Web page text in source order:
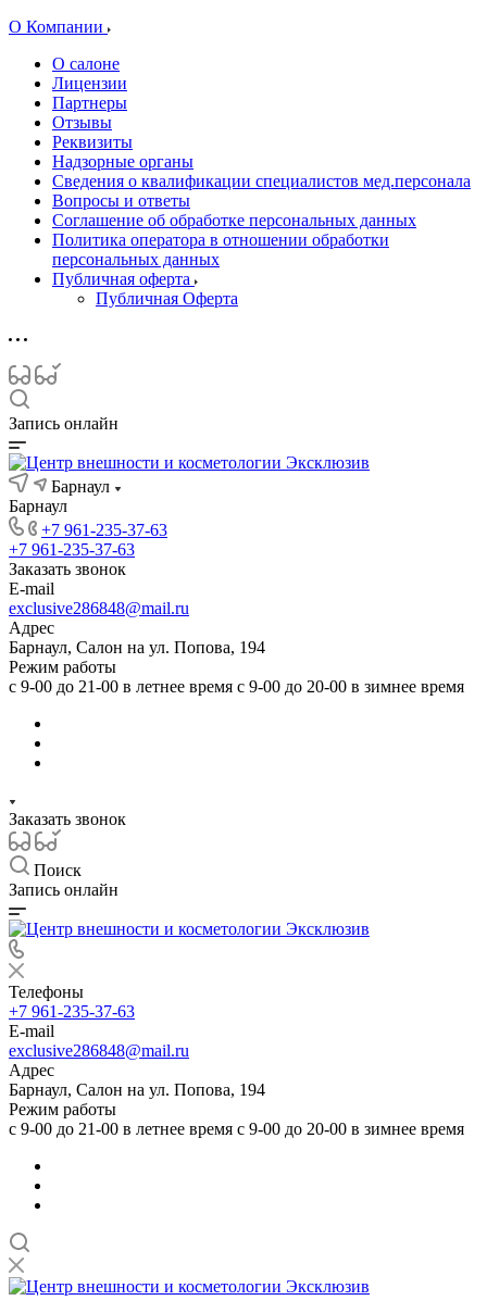
О Компании
О салоне
Лицензии
Партнеры
Отзывы
Реквизиты
Надзорные органы
Сведения о квалификации специалистов мед.персонала
Вопросы и ответы
Соглашение об обработке персональных данных
Политика оператора в отношении обработки
персональных данных
Публичная оферта
Публичная Оферта
Запись онлайн
Барнаул
Барнаул
+7 961-235-37-63
+7 961-235-37-63
Заказать звонок
E-mail
exclusive286848@mail.ru
Адрес
Барнаул, Салон на ул. Попова, 194
Режим работы
с 9-00 до 21-00 в летнее время с 9-00 до 20-00 в зимнее время
Заказать звонок
Поиск
Запись онлайн
Телефоны
+7 961-235-37-63
E-mail
exclusive286848@mail.ru
Адрес
Барнаул, Салон на ул. Попова, 194
Режим работы
с 9-00 до 21-00 в летнее время с 9-00 до 20-00 в зимнее время